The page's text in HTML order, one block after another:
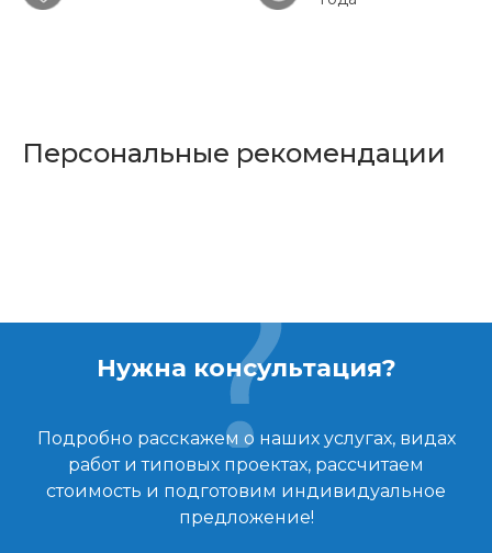
Персональные рекомендации
Нужна консультация?
Подробно расскажем о наших услугах, видах
работ и типовых проектах, рассчитаем
стоимость и подготовим индивидуальное
предложение!